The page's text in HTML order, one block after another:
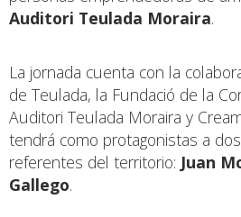
Auditori Teulada Moraira.
La jornada cuenta con la
de Teulada, la Fundació de la
Auditori Teulada Moraira y
tendrá como protagonistas a
referentes del territorio: Juan
Gallego.